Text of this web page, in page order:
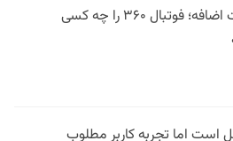
فیلتر در وقت اضافه؛ فوتبال ۳۶۰ را چه کسی
است اما تجربه کاربر مطلوب